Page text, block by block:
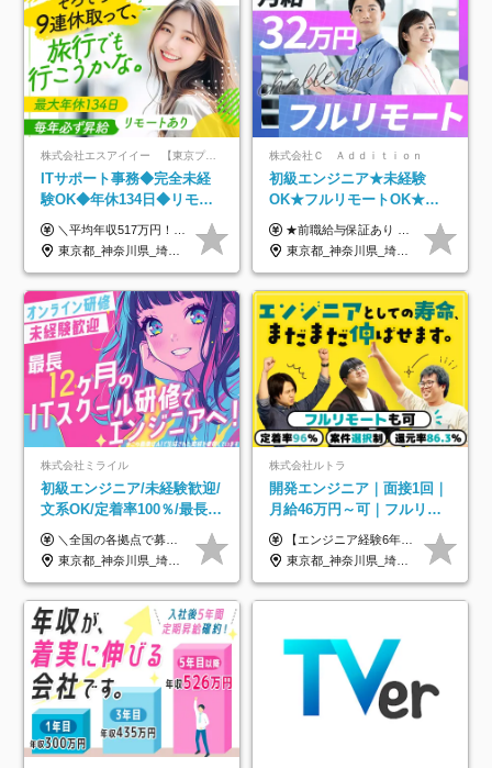
株式会社エスアイイー 【東京プロマーケット上場】
ITサポート事務◆完全未経
験OK◆年休134日◆リモー
トOK◆残業月7h以下◆賞与
年3回◆5年目まで必ず昇給
＼平均年収517万円！入社5年目まで毎年必ず昇給／ ■賞与年3回 ■年収800万円以上も可 ■入社3年以上の平均年収469.2万円 月給23万2000円以上＋賞与年3回＋各種手当 ☆入社5年目まで最大1万5000円の定期昇給を確約 ┃各種手当充実 ・規定の資格を取得すれば、2000円～5万円を毎月支給（2万4000円～60万円／年） ・研修中に取得した取得率95％の資格でも研修後の給料UP ※月給は年齢・経験・能力を考慮して、優遇いたします ※上記月給金額は固定残業代（20時間/3万1300円円以上）を含み、超過分は別途支給いたします ※試用期間（6ヶ月）は月給に変動はありますが、その他待遇に差異はありません ├入社後1ヶ月～3ヶ月間は、月給20万1900円となります └上記金額は固定残業代（10時間／1万6000円）を含み、超過分は別途支給いたします
東京都_神奈川県_埼玉県_千葉県_大阪府_愛知県_北海道_青森県_岩手県_宮城県_秋田県_山形県_福島県_茨城県_栃木県_群馬県_新潟県_山梨県_長野県_富山県_石川県_福井県_静岡県_岐阜県_三重県_兵庫県_京都府_滋賀県_奈良県_和歌山県_広島県_岡山県_鳥取県_島根県_山口県_徳島県_香川県_愛媛県_高知県_福岡県_熊本県_佐賀県_長崎県_大分県_宮崎県_鹿児島県_沖縄県
株式会社Ｃ Ａｄｄｉｔｉｏｎ
初級エンジニア★未経験
OK★フルリモートOK★月
給32万円～★残業月10h＆
年休120日以上★副業可
★前職給与保証あり ★月給32万円以上＋インセンティブあり 月給32万円以上＋インセンティブ＋各種手当 ※上記には固定残業代（月30時間・44,400円～）を含みます ※超過分は別途支給します ※試用期間はございません ★＼成果＝あなたの収入／★ 【1】案件単価ー8万円＝あなたの給与 参画したプロジェクトの案件単価から 一律8万円引いた金額があなたの給与です！ （月給例） ■1人称での構築・小規模な詳細設計 案件単価55万円ー8万円＝月給47万円（還元率85.5%） ■大型案件の設計・構築やプロジェクト管理 案件単価90万円ー8万円＝月給82万円（還元率91.1%） ‥‥‥‥‥‥‥‥‥‥‥‥‥‥‥‥‥‥ 【2】月給の他にも豊富なインセンティブあり 全員が月3～13万円のインセンティブをゲットしています！ ≪インセンティブ制度≫ 稼働している現場で増員・交代が発生し、 当社の人員を配属が決定した際に支給。 ◇C Addition正社員が参画 ：実粗利の10%／毎月 ◇協力会社所属の社員が参画：実粗利の30%／毎月 ≪リファラル制度≫ あなたの知り合いが当社のメンバーになった際に、 毎月1人あたり2万円支給します◎ ‥‥‥‥‥‥‥‥‥‥‥‥‥‥‥‥‥‥
東京都_神奈川県_埼玉県_千葉県_大阪府_愛知県_北海道_青森県_岩手県_宮城県_秋田県_山形県_福島県_茨城県_栃木県_群馬県_新潟県_山梨県_長野県_富山県_石川県_福井県_静岡県_岐阜県_三重県_兵庫県_京都府_滋賀県_奈良県_和歌山県_広島県_岡山県_鳥取県_島根県_山口県_徳島県_香川県_愛媛県_高知県_福岡県_熊本県_佐賀県_長崎県_大分県_宮崎県_鹿児島県_沖縄県
株式会社ミライル
初級エンジニア/未経験歓迎/
文系OK/定着率100％/最長1
年の自社ITスクール研修あ
り/年休130日
＼全国の各拠点で募集中！／ 給与は以下の通り、勤務地により異なります。 札幌：月給23万円～27万円 仙台：月給22万円～26万円 新潟：月給22万円～26万円 東京：月給26万円～30万円 大阪：月給24万円～29万円 福岡：月給23.5万円～27万円 沖縄：月給21万円～26万円 ◎給与は知識や経験を考慮して決定します。 ◎残業は別途全額支給します。 ◎試用期間12カ月あり（給与は以下の通りです。その他条件に変更はありません） （試用期間の給与） 札幌：月給18.6万円～ 仙台：月給19万円～ 新潟：月給18万円～ 東京：月給22万円～ 大阪：月給20.8万円～ 福岡：月給19万円～ 沖縄：月給18万円～
東京都_神奈川県_埼玉県_千葉県_大阪府_愛知県_北海道_青森県_岩手県_宮城県_秋田県_山形県_福島県_茨城県_栃木県_群馬県_新潟県_山梨県_長野県_富山県_石川県_福井県_静岡県_岐阜県_三重県_兵庫県_京都府_滋賀県_奈良県_和歌山県_広島県_岡山県_鳥取県_島根県_山口県_徳島県_香川県_愛媛県_高知県_福岡県_熊本県_佐賀県_長崎県_大分県_宮崎県_鹿児島県_沖縄県
株式会社ルトラ
開発エンジニア｜面接1回｜
月給46万円～可｜フルリモ
ートも可｜案件選択制｜定
着率96％以上｜副業OK｜住
宅手当
【エンジニア経験6年以上の方】 月給46万円～100万円（固定残業代含む） ※上記月給には月30時間分の固定残業代（月8万7,400円～月19万円）を含む。超過分は全額支給。 【エンジニア経験4年以上の方】 月給42万円～100万円（固定残業代含む） ※上記月給には月30時間分の固定残業代（月7万9,800円～月19万円）を含む。超過分は全額支給。 【エンジニア経験4年未満の方】 月給38万円～100万円（固定残業代含む） ※上記月給には月30時間分の固定残業代（月7万2,200円～月19万円）を含む。超過分は全額支給。 ※経験、スキル、前職給与などを踏まえて決定。 ◆ルトラの給与制度のポイント！◆ ・社員の95%が入社時に年収UP！最高で300万円UPの実績も ・平均還元率86.3%（交通費・住宅手当・会社負担分の社保も含む） ・人柄やポテンシャルを評価し、スキル以上の希望年収を提示することも ・退職金制度やリファラル手当（平均50万円）あり
東京都_神奈川県_埼玉県_千葉県_大阪府_愛知県_北海道_青森県_岩手県_宮城県_秋田県_山形県_福島県_茨城県_栃木県_群馬県_新潟県_山梨県_長野県_富山県_石川県_福井県_静岡県_岐阜県_三重県_兵庫県_京都府_滋賀県_奈良県_和歌山県_広島県_岡山県_鳥取県_島根県_山口県_徳島県_香川県_愛媛県_高知県_福岡県_熊本県_佐賀県_長崎県_大分県_宮崎県_鹿児島県_沖縄県